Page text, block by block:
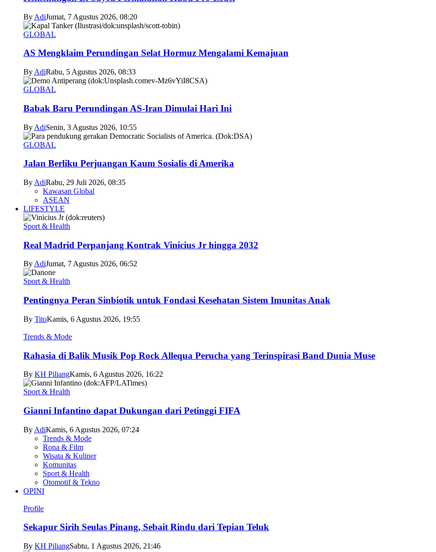
By AdiJumat, 7 Agustus 2026, 08:20
GLOBAL
AS Mengklaim Perundingan Selat Hormuz Mengalami Kemajuan
By AdiRabu, 5 Agustus 2026, 08:33
GLOBAL
Babak Baru Perundingan AS-Iran Dimulai Hari Ini
By AdiSenin, 3 Agustus 2026, 10:55
GLOBAL
Jalan Berliku Perjuangan Kaum Sosialis di Amerika
By AdiRabu, 29 Juli 2026, 08:35
Kawasan Global
ASEAN
LIFESTYLE
Sport & Health
Real Madrid Perpanjang Kontrak Vinicius Jr hingga 2032
ByAdiJumat, 7 Agustus 2026, 06:52
Sport & Health
Pentingnya Peran Sinbiotik untuk Fondasi Kesehatan Sistem Imunitas Anak
By TitoKamis, 6 Agustus 2026, 19:55
Trends & Mode
Rahasia di Balik Musik Pop Rock Allequa Perucha yang Terinspirasi Band Dunia Muse
By KH PiliangKamis, 6 Agustus 2026, 16:22
Sport & Health
Gianni Infantino dapat Dukungan dari Petinggi FIFA
By AdiKamis, 6 Agustus 2026, 07:24
Trends & Mode
Rona & Film
Wisata & Kuliner
Komunitas
Sport & Health
Otomotif & Tekno
OPINI
Profile
Sekapur Sirih Seulas Pinang, Sebait Rindu dari Tepian Teluk
By KH PiliangSabtu, 1 Agustus 2026, 21:46